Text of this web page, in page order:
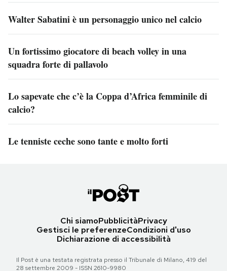
Walter Sabatini è un personaggio unico nel calcio
Un fortissimo giocatore di beach volley in una
squadra forte di pallavolo
Lo sapevate che c’è la Coppa d’Africa femminile di
calcio?
Le tenniste ceche sono tante e molto forti
Chi siamoPubblicitàPrivacy
Gestisci le preferenzeCondizioni d'uso
Dichiarazione di accessibilità
Il Post è una testata registrata presso il Tribunale di Milano, 419 del
28 settembre 2009 - ISSN 2610-9980